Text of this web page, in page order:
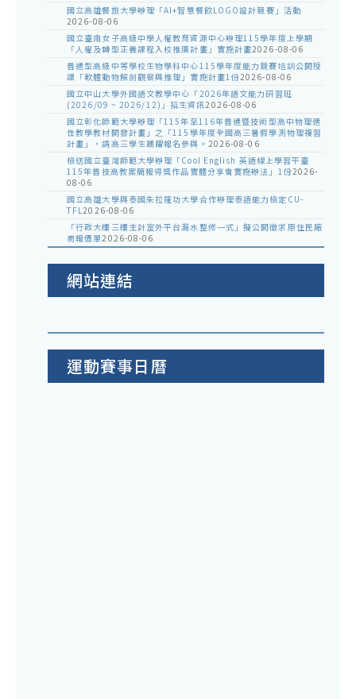
國立高雄餐旅大學辦理「AI+智慧餐飲LOGO設計競賽」活動
2026-08-06
國立臺南女子高級中學人權教育資源中心辦理115學年度上學期
「人權及轉型正義課程入校推廣計畫」實施計畫2026-08-06
普通型高級中等學校生物學科中心115學年度能力競賽培訓公開授
課「軟體動物解剖觀察與推理」實施計畫1份2026-08-06
國立中山大學外國語文教學中心「2026年語文能力研習班
(2026/09 ~ 2026/12)」招生資訊2026-08-06
國立彰化師範大學辦理「115年至116年普通暨技術型高中物理適
性教學教材開發計畫」之「115學年度全國高三暑假學測物理複習
計畫」，請高三學生踴躍報名參與。 2026-08-06
檢送國立臺灣師範大學辦理「Cool English 英語線上學習平臺
115年普技高教案簡報得獎作品實體分享會實施辦法」1份2026-
08-06
國立高雄大學與泰國朱拉隆功大學合作辦理泰語能力檢定CU-
TFL2026-08-06
「行政大樓三樓主計室外平台漏水整修一式」擬公開徵求原住民廠
商報價單2026-08-06
網站連結
運動賽事日曆